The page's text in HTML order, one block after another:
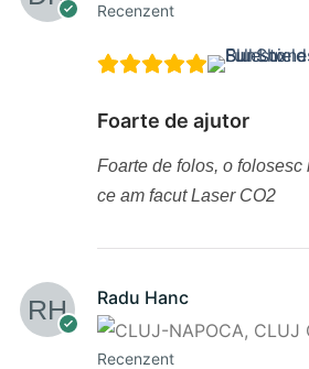
Recenzent
Foarte de ajutor
Foarte de folos, o
ce am facut Laser CO2
Radu Hanc
Recenzent